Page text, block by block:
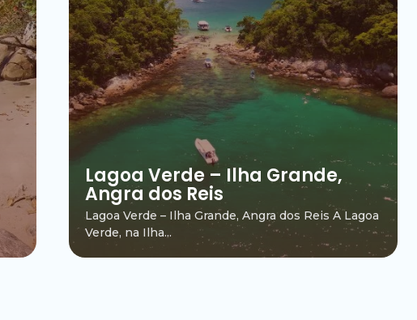
Lagoa Verde – Ilha Grande,
Angra dos Reis
Lagoa Verde – Ilha Grande, Angra dos Reis A Lagoa
Verde, na Ilha...